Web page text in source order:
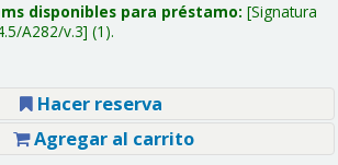
disponibles para préstamo: Signatura
A282/v.3 (1).
Hacer reserva
Agregar al carrito